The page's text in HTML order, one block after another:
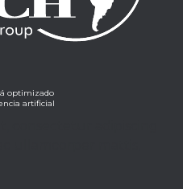
optimizado
artificial